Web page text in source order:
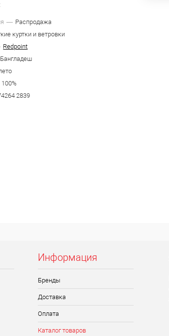
Распродажа
куртки и ветровки
Redpoint
Бангладеш
2839
Информация
Бренды
Доставка
Оплата
Каталог товаров